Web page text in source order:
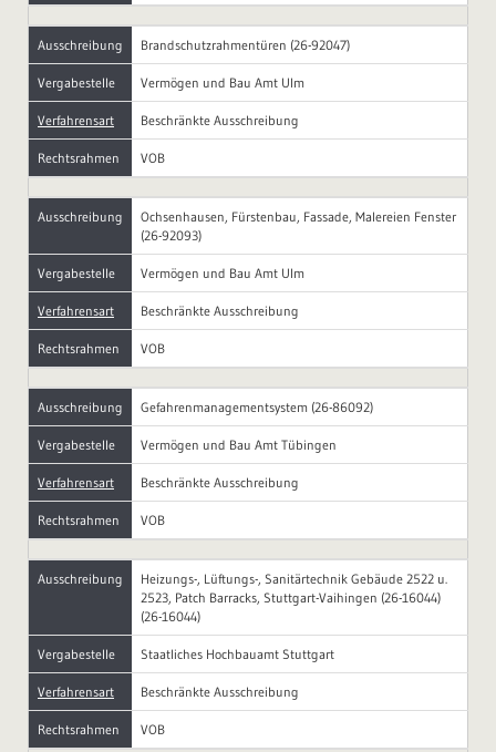
Ausschreibung Brandschutzrahmentüren (26-92047)
Vergabestelle Vermögen und Bau Amt Ulm
Verfahrensart Beschränkte Ausschreibung
Rechtsrahmen VOB
Ausschreibung
Ochsenhausen, Fürstenbau, Fassade, Malereien Fenster
(26-92093)
Vergabestelle Vermögen und Bau Amt Ulm
Verfahrensart Beschränkte Ausschreibung
Rechtsrahmen VOB
Ausschreibung Gefahrenmanagementsystem (26-86092)
Vergabestelle Vermögen und Bau Amt Tübingen
Verfahrensart Beschränkte Ausschreibung
Rechtsrahmen VOB
Ausschreibung
Heizungs-, Lüftungs-, Sanitärtechnik Gebäude 2522 u.
2523, Patch Barracks, Stuttgart-Vaihingen (26-16044)
(26-16044)
Vergabestelle Staatliches Hochbauamt Stuttgart
Verfahrensart Beschränkte Ausschreibung
Rechtsrahmen VOB